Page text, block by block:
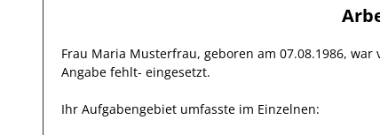
Frau Maria Musterfrau, geboren am 07.08.1986, war
Angabe fehlt- eingesetzt.
Ihr Aufgabengebiet umfasste im Einzelnen: